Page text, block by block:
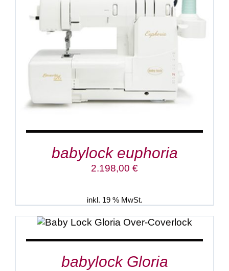
DETAILS
babylock euphoria
2.198,00 €
inkl. 19 % MwSt.
IN DEN WARENKORB / DETAILS
babylock Gloria